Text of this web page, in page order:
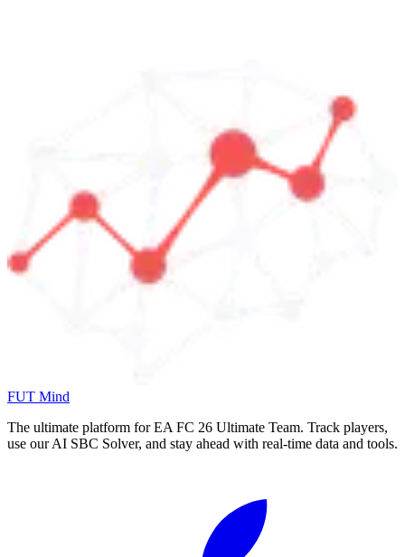
FUT Mind
The ultimate platform for EA FC 26 Ultimate Team. Track players,
use our AI SBC Solver, and stay ahead with real-time data and tools.